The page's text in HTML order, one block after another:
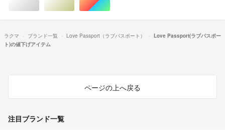
シルバー/銀色系ゴールド/金色系マルチカラー
ラクマ ブランド一覧 Love Passport（ラブパスポート）
Love Passport(ラブパスポー
ト)の値下げアイテム
ページの上へ戻る
注目ブランド一覧